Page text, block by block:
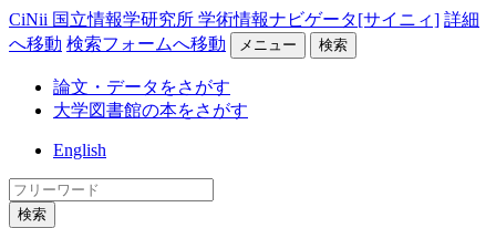
CiNii 国立情報学研究所 学術情報ナビゲータ[サイニィ] 詳細
へ移動 検索フォームへ移動 メニュー 検索
論文・データをさがす
大学図書館の本をさがす
English
検索